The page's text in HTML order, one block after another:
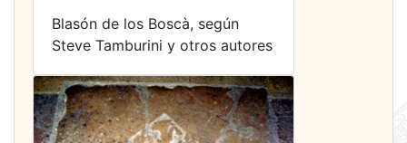
Blasón de los Boscà, según
Steve Tamburini y otros autores